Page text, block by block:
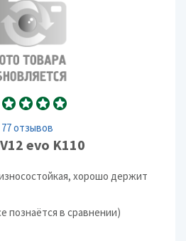
77 отзывов
evo K110
хорошо держит
познаётся в сравнении)